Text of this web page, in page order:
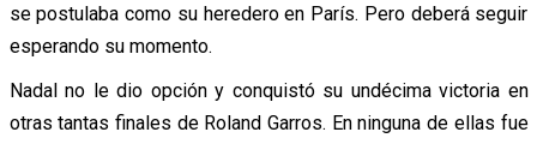
se postulaba como su heredero en París. Pero deberá seguir
esperando su momento.
Nadal no le dio opción y conquistó su undécima victoria en
otras tantas finales de Roland Garros. En ninguna de ellas fue